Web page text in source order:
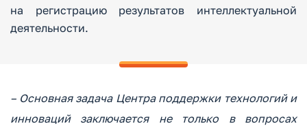
на регистрацию результатов интеллектуальной
деятельности.
– Основная задача Центра поддержки технологий и
инноваций заключается не только в вопросах